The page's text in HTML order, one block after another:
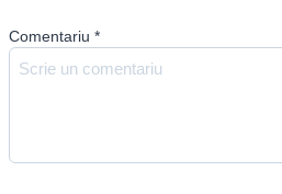
Comentariu *